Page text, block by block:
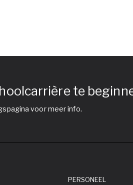
te
voor meer info.
PERSONEEL